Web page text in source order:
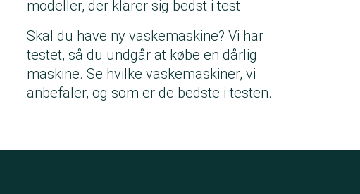
modeller, der klarer sig bedst i test
Skal du have ny vaskemaskine? Vi har
testet, så du undgår at købe en dårlig
maskine. Se hvilke vaskemaskiner, vi
anbefaler, og som er de bedste i testen.